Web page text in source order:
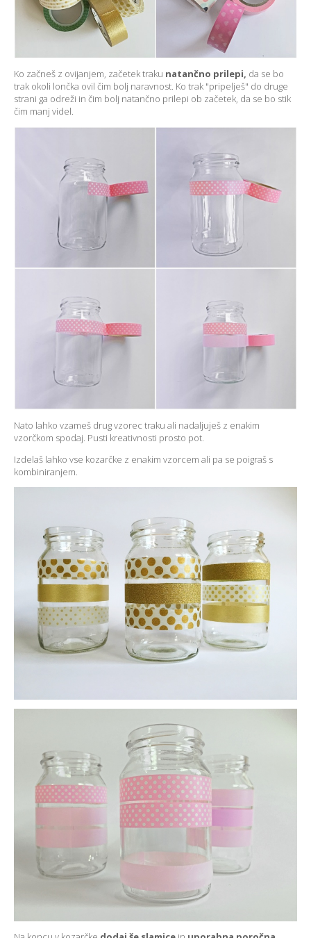
Ko začneš z ovijanjem, začetek traku natančno prilepi, da se bo
trak okoli lončka ovil čim bolj naravnost. Ko trak "pripelješ" do druge
strani ga odreži in čim bolj natančno prilepi ob začetek, da se bo stik
čim manj videl.
Nato lahko vzameš drug vzorec traku ali nadaljuješ z enakim
vzorčkom spodaj. Pusti kreativnosti prosto pot.
Izdelaš lahko vse kozarčke z enakim vzorcem ali pa se poigraš s
kombiniranjem.